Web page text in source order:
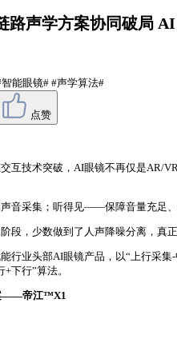
路声学方案协同破局
能眼镜# #声学算法#
点赞
互技术突破，AI眼镜不再仅是AR/
音采集；听得见——保障音量充足
段，少数做到了人声降噪分离，真
行业头部AI眼镜产品，以“上行采
下行”算法。
——帝江™X1